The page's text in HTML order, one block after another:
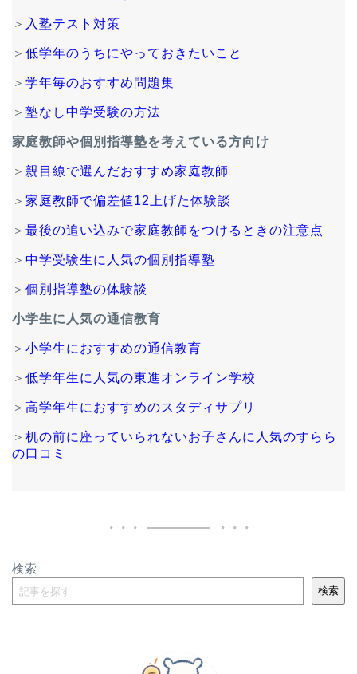
＞ 入塾テスト対策
＞ 低学年のうちにやっておきたいこと
＞ 学年毎のおすすめ問題集
＞ 塾なし中学受験の方法
家庭教師や個別指導塾を考えている方向け
＞ 親目線で選んだおすすめ家庭教師
＞ 家庭教師で偏差値12上げた体験談
＞ 最後の追い込みで家庭教師をつけるときの注意点
＞ 中学受験生に人気の個別指導塾
＞ 個別指導塾の体験談
小学生に人気の通信教育
＞ 小学生におすすめの通信教育
＞ 低学年生に人気の東進オンライン学校
＞ 高学年生におすすめのスタディサプリ
＞ 机の前に座っていられないお子さんに人気のすらら
の口コミ
検索
検索